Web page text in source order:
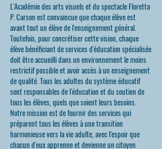
L'Académie des arts visuels et du spectacle Floretta
P. Carson est convaincue que chaque élève est
avant tout un élève de l'enseignement général.
Toutefois, pour concrétiser cette vision, chaque
élève bénéficiant de services d'éducation spécialisée
doit être accueilli dans un environnement le moins
restrictif possible et avoir accès à un enseignement
de qualité. Tous les adultes du système éducatif
sont responsables de l'éducation et du soutien de
tous les élèves, quels que soient leurs besoins.
Notre mission est de fournir des services qui
préparent tous les élèves à une transition
harmonieuse vers la vie adulte, avec l'espoir que
chacun d'eux apprenne et devienne un citoyen